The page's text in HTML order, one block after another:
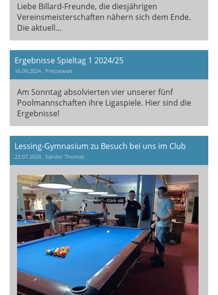
Liebe Billard-Freunde, die diesjährigen
Vereinsmeisterschaften nähern sich dem Ende.
Die aktuell...
Ergebnisse Spieltag 1 2024/25
16.09.2024 , Pressewart
Am Sonntag absolvierten vier unserer fünf
Poolmannschaften ihre Ligaspiele. Hier sind die
Ergebnisse!
Lessing-Gymnasium zu Besuch bei uns im Club
23.07.2024 , Sander Thomas